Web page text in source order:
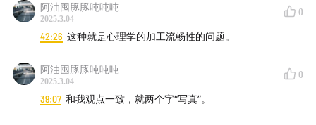
阿油囤豚豚吨吨吨
2025.3.04
0
42:26 这种就是心理学的加工流畅性的问题。
阿油囤豚豚吨吨吨
2025.3.04
0
39:07 和我观点一致，就两个字“写真”。